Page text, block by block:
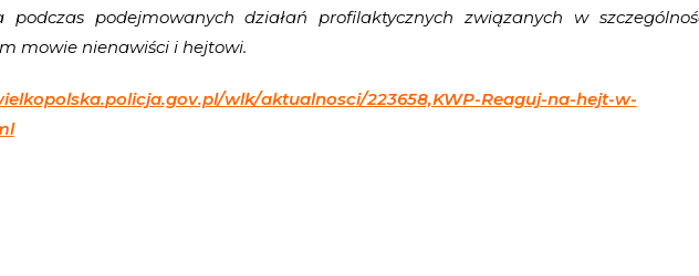
podczas podejmowanych działań profilaktycznych związanych w
mowie nienawiści i hejtowi.
policja.gov.pl/wlk/aktualnosci/223658,KWP-Reaguj-na-hejt-w-